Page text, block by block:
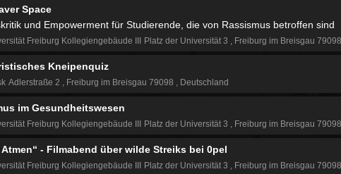
Space
und Empowerment für Studierende, die von Rassismus betroffen sind
Freiburg Kollegiengebäude III Platz der Universität 3 Freiburg im Breisgau 79098
Kneipenquiz
Adlerstraße 2 Freiburg im Breisgau 79098 Deutschland
im Gesundheitswesen
Freiburg Kollegiengebäude III Platz der Universität 3 Freiburg im Breisgau 79098
- Filmabend über wilde Streiks bei 0pel
Freiburg Kollegiengebäude III Platz der Universität 3 Freiburg im Breisgau 79098